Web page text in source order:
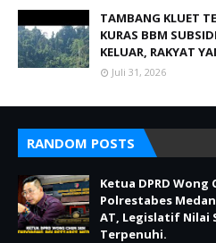
TAMBANG KLUET
KURAS BBM
KELUAR, RAKYAT
Juli 31, 2026
RANDOM POSTS
Ketua DPRD
Polrestabes
AT, Legislatif Nilai
Terpenuhi.